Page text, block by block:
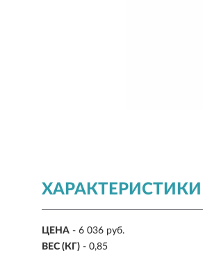
ХАРАКТЕРИСТИКИ
ЦЕНА - 6 036 руб.
ВЕС (КГ) - 0,85